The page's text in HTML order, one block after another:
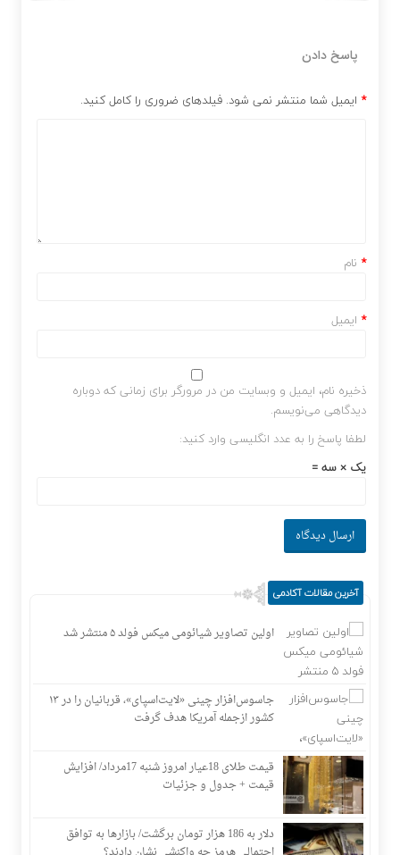
پاسخ دادن
ایمیل شما منتشر نمی شود. فیلدهای ضروری را کامل کنید. *
نام *
ایمیل *
ذخیره نام، ایمیل و وبسایت من در مرورگر برای زمانی که دوباره
دیدگاهی می‌نویسم.
لطفا پاسخ را به عدد انگلیسی وارد کنید:
یک × سه =
آخرین مقالات آکادمی
اولین تصاویر شیائومی میکس فولد ۵ منتشر شد
جاسوس‌افزار چینی «لایت‌اسپای»، قربانیان را در ۱۳
کشور ازجمله آمریکا هدف گرفت
قیمت طلای 18عیار امروز شنبه 17مرداد/ افزایش
قیمت + جدول و جزئیات
دلار به 186 هزار تومان برگشت/ بازارها به توافق